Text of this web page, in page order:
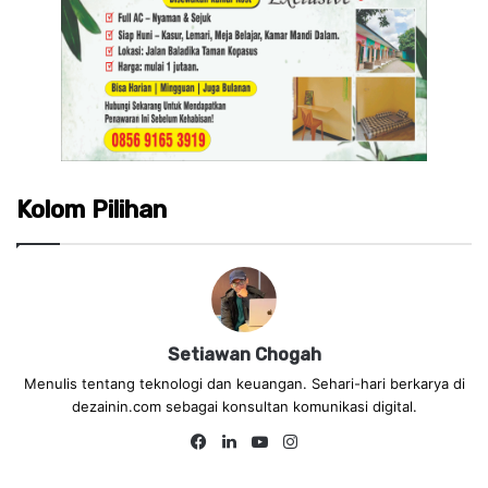
Kolom Pilihan
Setiawan Chogah
Menulis tentang teknologi dan keuangan. Sehari-hari berkarya di
dezainin.com sebagai konsultan komunikasi digital.
Fa
Lin
Yo